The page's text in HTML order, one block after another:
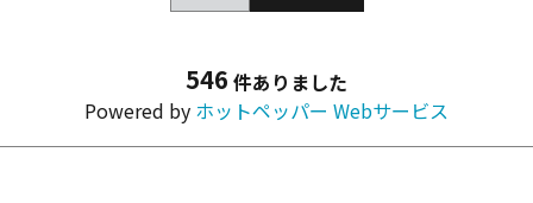
546 件ありました
Powered by ホットペッパー Webサービス